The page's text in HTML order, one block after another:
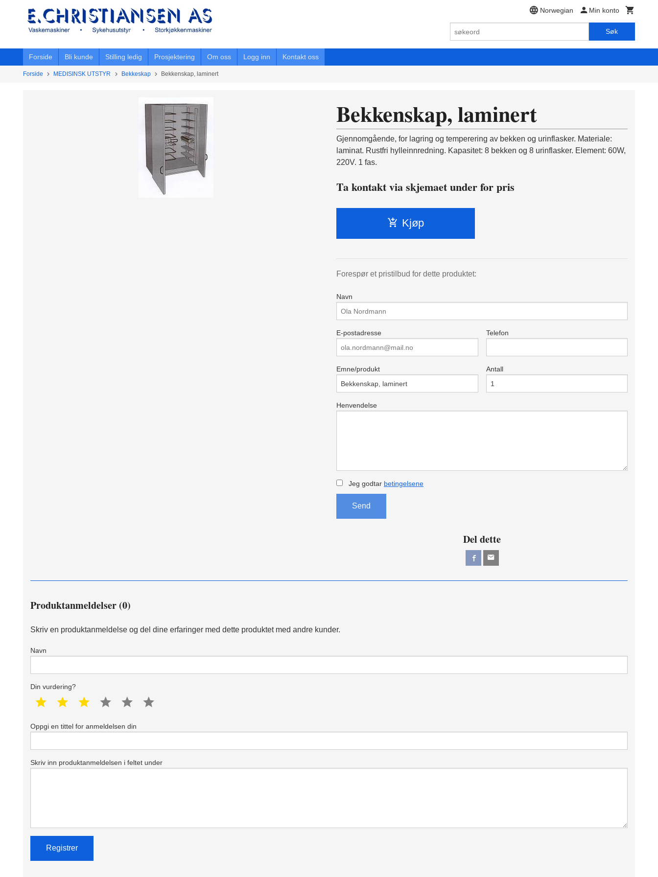
innholdet
Norwegian Min konto
Søk
Forside Bli kunde Stilling ledig Prosjektering Om oss Logg inn Kontakt oss
Forside MEDISINSK UTSTYR Bekkeskap Bekkenskap, laminert
Bekkenskap, laminert
Gjennomgående, for lagring og temperering av bekken og urinflasker. Materiale:
laminat. Rustfri hylleinnredning. Kapasitet: 8 bekken og 8 urinflasker. Element: 60W,
220V. 1 fas.
Ta kontakt via skjemaet under for pris
Kjøp
Forespør et pristilbud for dette produktet:
Navn
E-postadresse Telefon
Emne/produkt Antall
Henvendelse
Jeg godtar betingelsene
Send
Del dette
Produktanmeldelser (0)
Skriv en produktanmeldelse og del dine erfaringer med dette produktet med andre kunder.
Navn
Din vurdering?
1 star 2 star 3 star 4 star 5 star
Oppgi en tittel for anmeldelsen din
Skriv inn produktanmeldelsen i feltet under